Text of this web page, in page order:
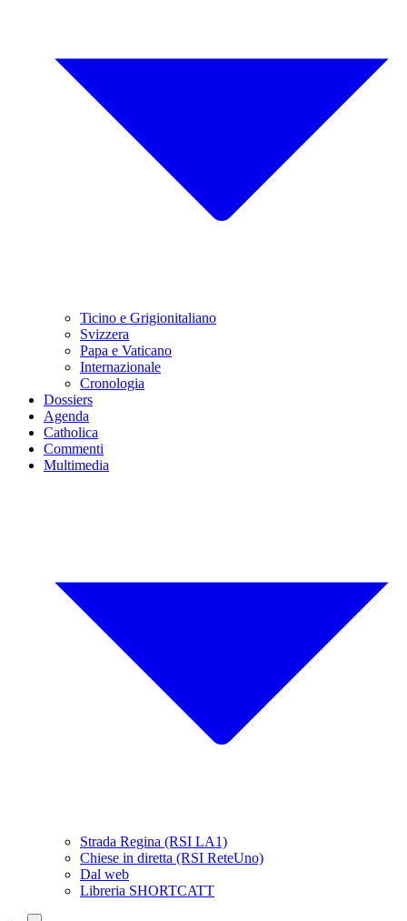
Ticino e Grigionitaliano
Svizzera
Papa e Vaticano
Internazionale
Cronologia
Dossiers
Agenda
Catholica
Commenti
Multimedia
Strada Regina (RSI LA1)
Chiese in diretta (RSI ReteUno)
Dal web
Libreria SHORTCATT